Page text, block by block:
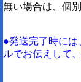
無い場合は、個
●発送完了時に
ルでお伝えして